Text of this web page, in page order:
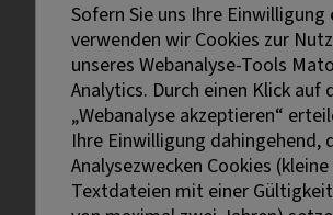
Impressum
Datenschutz
Erklärung zur Barrierefreiheit
Bildnachweise
Sofern Sie uns Ihre Einwilligung
verwenden wir Cookies zur
unseres Webanalyse-Tools
Analytics. Durch einen Klick auf
„Webanalyse akzeptieren“
Ihre Einwilligung dahingehend,
Analysezwecken Cookies (kleine
Textdateien mit einer